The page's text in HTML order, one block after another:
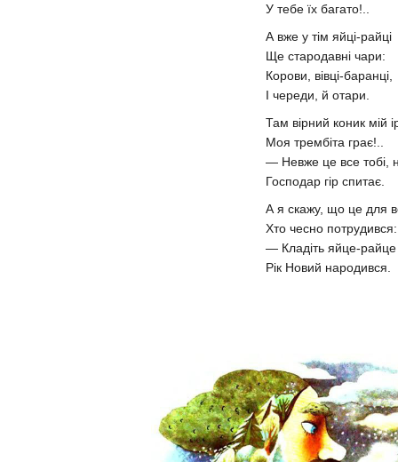
У тебе їх багато!..
А вже у тім яйці-райці
Ще стародавні чари:
Корови, вівці-баранці,
І череди, й отари.
Там вірний коник мій
Моя трембіта грає!..
— Невже це все тобі,
Господар гір спитає.
А я скажу, що це для
Хто чесно потрудився:
— Кладіть яйце-
Рік Новий народився.